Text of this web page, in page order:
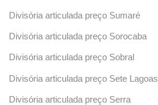
Divisória articulada preço Sumaré
Divisória articulada preço Sorocaba
Divisória articulada preço Sobral
Divisória articulada preço Sete Lagoas
Divisória articulada preço Serra